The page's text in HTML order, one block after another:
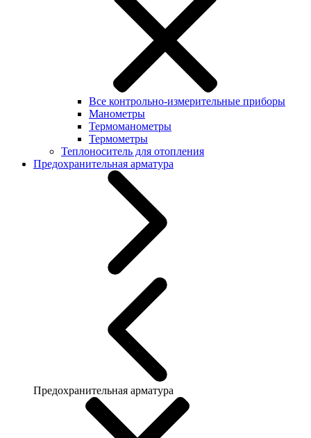
Все контрольно-измерительные приборы
Манометры
Термоманометры
Термометры
Теплоноситель для отопления
Предохранительная арматура
Предохранительная арматура